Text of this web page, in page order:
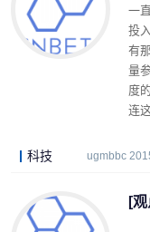
一
投
有
量
度
连
科技 ugmbbc
[